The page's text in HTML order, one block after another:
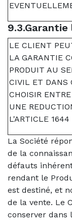
9.3.Garantie
LE CLIENT
LA GARANTIE
PRODUIT AU
CIVIL ET DANS
CHOISIR
UNE
L'ARTICLE
La Société
de la
défauts
rendant le
est destiné, et
de la vente. Le
conserver dans